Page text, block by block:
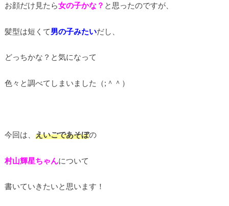
お顔だけ見たら女の子かな？ と思ったのですが、
髪型は短くて男の子みたいだし、
どっちかな？と気になって
色々と調べてしまいました（;＾＾）
今回は、 えいごであそぼの
村山輝星ちゃんについて
書いていきたいと思います！